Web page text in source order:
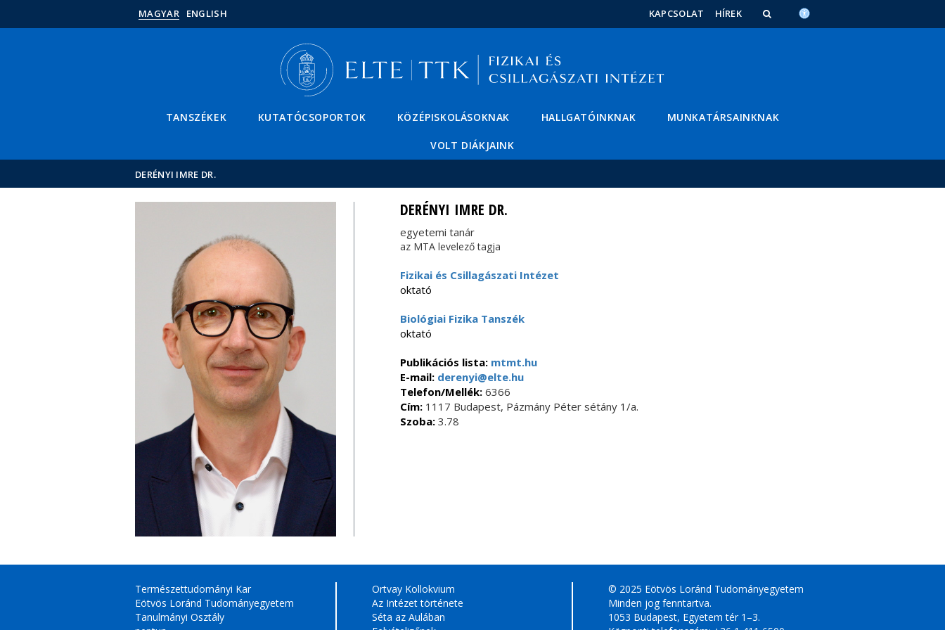
MAGYAR ENGLISH KAPCSOLAT HÍREK
TANSZÉKEK KUTATÓCSOPORTOK KÖZÉPISKOLÁSOKNAK HALLGATÓINKNAK MUNKATÁRSAINKNAK
VOLT DIÁKJAINK
DERÉNYI IMRE DR.
DERÉNYI IMRE DR.
egyetemi tanár
az MTA levelező tagja
Fizikai és Csillagászati Intézet
oktató
Biológiai Fizika Tanszék
oktató
Publikációs lista: mtmt.hu
E-mail:derenyi@elte.hu
Telefon/Mellék:6366
Cím:1117 Budapest, Pázmány Péter sétány 1/a.
Szoba:3.78
Természettudományi Kar
Eötvös Loránd Tudományegyetem
Tanulmányi Osztály
Ortvay Kollokvium
Az Intézet története
Séta az Aulában
© 2025 Eötvös Loránd Tudományegyetem
Minden jog fenntartva.
1053 Budapest, Egyetem tér 1–3.